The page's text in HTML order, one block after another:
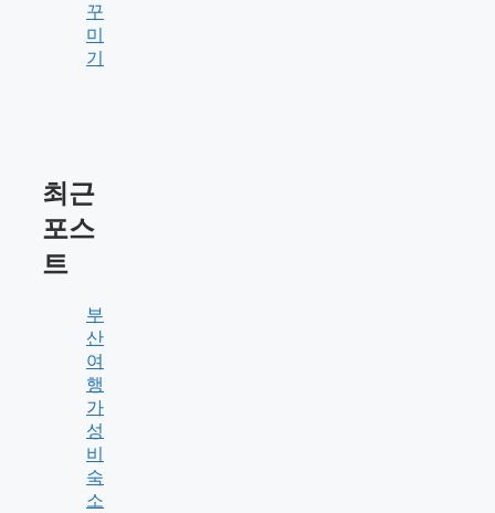
꾸
미
기
최근
포스
트
부
산
여
행
가
성
비
숙
소